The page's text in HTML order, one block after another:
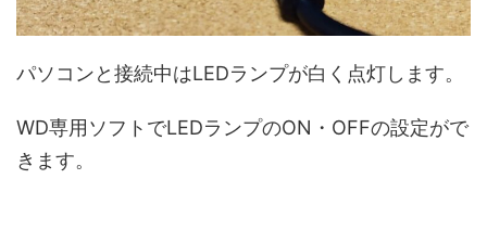
パソコンと接続中はLEDランプが白く点灯します。
WD専用ソフトでLEDランプのON・OFFの設定がで
きます。